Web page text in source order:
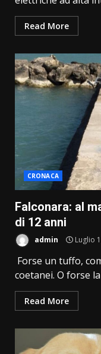
Read More
CRONACA
Falconara: al
di 12 anni
admin Luglio
Forse un tuffo,
coetanei. O forse
Read More